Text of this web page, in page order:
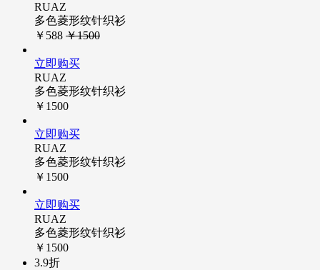
RUAZ
多色菱形纹针织衫
￥588 ￥1500
立即购买
RUAZ
多色菱形纹针织衫
￥1500
立即购买
RUAZ
多色菱形纹针织衫
￥1500
立即购买
RUAZ
多色菱形纹针织衫
￥1500
3.9折